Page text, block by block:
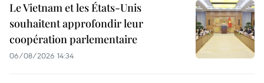
Le Vietnam et les États-Unis
souhaitent approfondir leur
coopération parlementaire
06/08/2026 14:34